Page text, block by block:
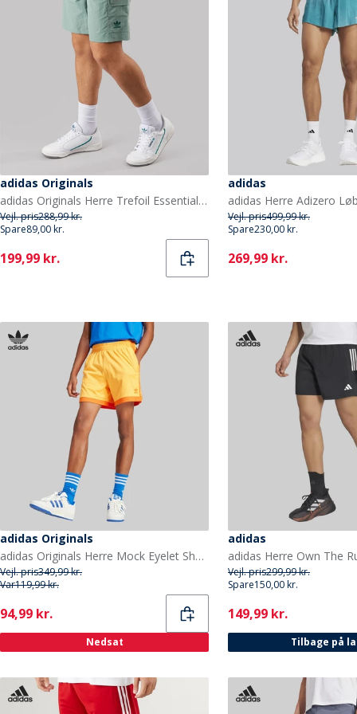
adidas Originals
adidas Originals Herre Trefoil Essentials Vævede Shorts Silver Green
Vejl. pris288,99 kr.
Spare89,00 kr.
Current
199,99 kr.
adidas
Vejl. pris499,99 kr.
Spare230,00 kr.
Current
269,99 kr.
adidas Originals
adidas Originals Herre Mock Eyelet Shorts Real Gold
Vejl. pris349,99 kr.
Var119,99 kr.
Current
94,99 kr.
Nedsat
adidas
Vejl. pris299,99 kr.
Spare150,00 kr.
Current
149,99 kr.
Tilbage på